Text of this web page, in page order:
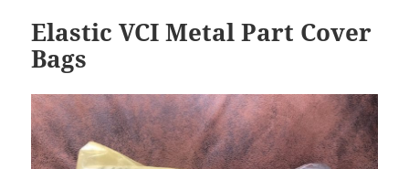
Elastic VCI Metal Part Cover
Bags